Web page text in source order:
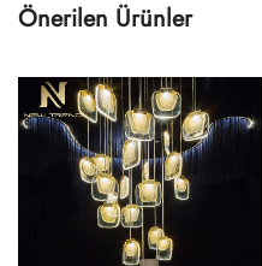
Önerilen Ürünler